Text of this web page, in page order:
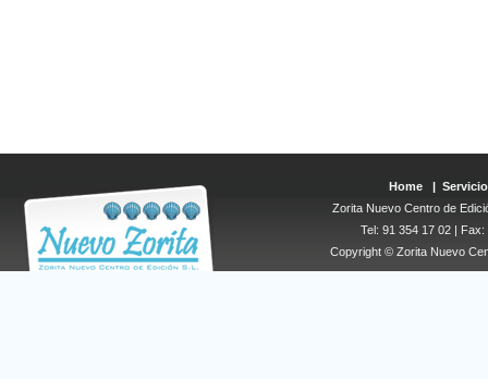
Home |
Zorita Nuevo Centro de
Tel: 91 354 17 02 |
Copyright © Zorita Nuevo